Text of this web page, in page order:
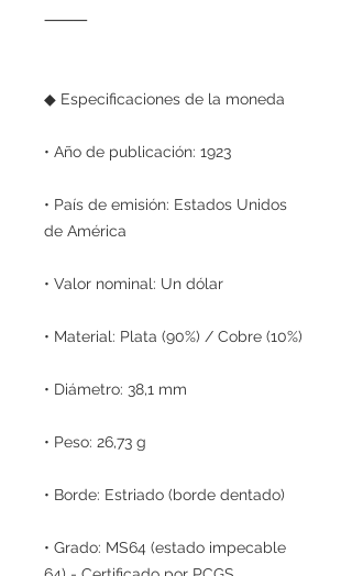
⸻
◆ Especificaciones de la moneda
• Año de publicación: 1923
• País de emisión: Estados Unidos
de América
• Valor nominal: Un dólar
• Material: Plata (90%) / Cobre (10%)
• Diámetro: 38,1 mm
• Peso: 26,73 g
• Borde: Estriado (borde dentado)
• Grado: MS64 (estado impecable